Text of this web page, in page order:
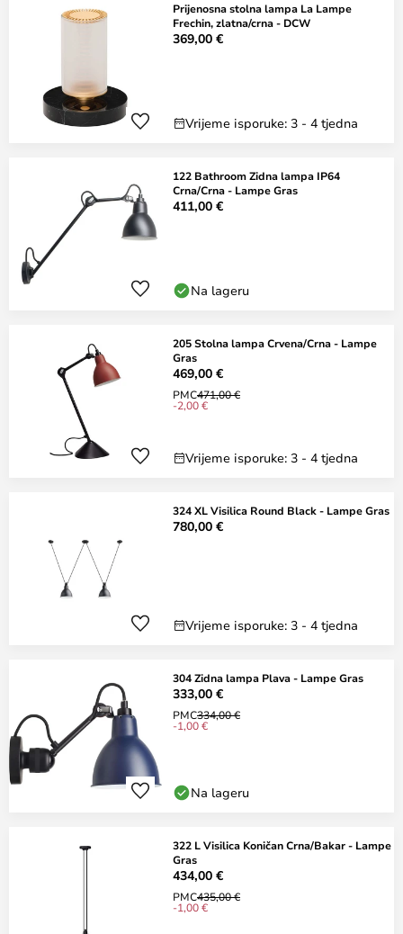
Prijenosna stolna lampa La Lampe
Frechin, zlatna/crna - DCW
369,00 €
Vrijeme isporuke: 3 - 4 tjedna
122 Bathroom Zidna lampa IP64
Crna/Crna - Lampe Gras
411,00 €
Na lageru
205 Stolna lampa Crvena/Crna - Lampe
Gras
469,00 €
PMC471,00 €
-2,00 €
Vrijeme isporuke: 3 - 4 tjedna
324 XL Visilica Round Black - Lampe Gras
780,00 €
Vrijeme isporuke: 3 - 4 tjedna
304 Zidna lampa Plava - Lampe Gras
333,00 €
PMC334,00 €
-1,00 €
Na lageru
322 L Visilica Koničan Crna/Bakar - Lampe
Gras
434,00 €
PMC435,00 €
-1,00 €